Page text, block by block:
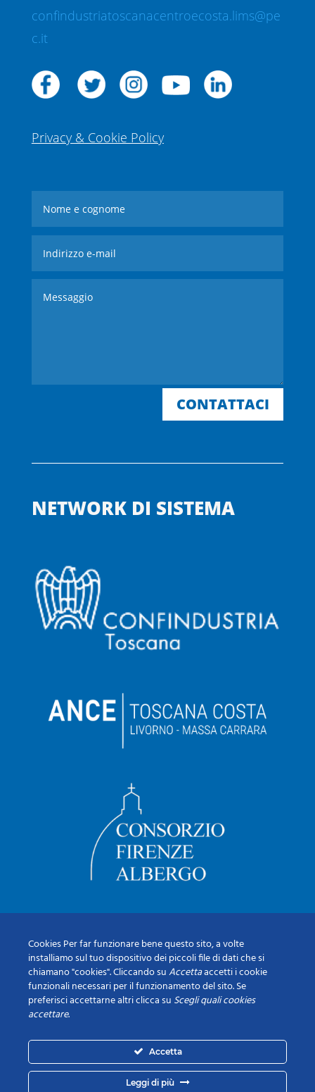
confindustriatoscanacentroecosta.lims@pe
c.it
Privacy & Cookie Policy
CONTATTACI
NETWORK DI SISTEMA
Cookies Per far funzionare bene questo sito, a volte
installiamo sul tuo dispositivo dei piccoli file di dati che si
chiamano "cookies". Cliccando suAccettaaccetti i cookie
funzionali necessari per il funzionamento del sito. Se
preferisci accettarne altri clicca su Scegli quali cookies
accettare.
Accetta
Leggi di più